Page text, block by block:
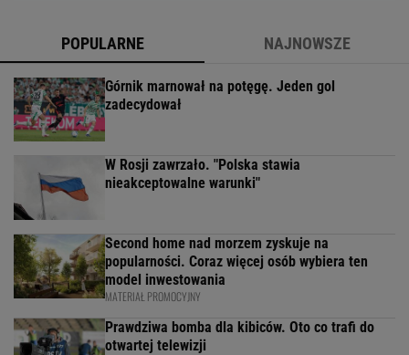
POPULARNE NAJNOWSZE
Górnik marnował na potęgę. Jeden gol
zadecydował
W Rosji zawrzało. "Polska stawia
nieakceptowalne warunki"
Second home nad morzem zyskuje na
popularności. Coraz więcej osób wybiera ten
model inwestowania
MATERIAŁ PROMOCYJNY
Prawdziwa bomba dla kibiców. Oto co trafi do
otwartej telewizji